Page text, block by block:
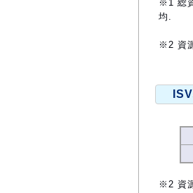
※1 総
均.
※2 資
※2 資